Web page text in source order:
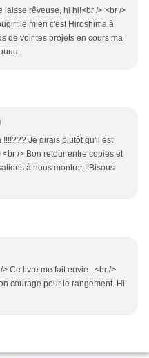
laisse rêveuse, hi hi!<br /> <br />
le mien c'est Hiroshima à
de voir tes projets en cours ma
!!!!??? Je dirais plutôt qu'il est
/> Bon retour entre copies et
à nous montrer !!Bisous
Ce livre me fait envie...<br />
courage pour le rangement. Hi